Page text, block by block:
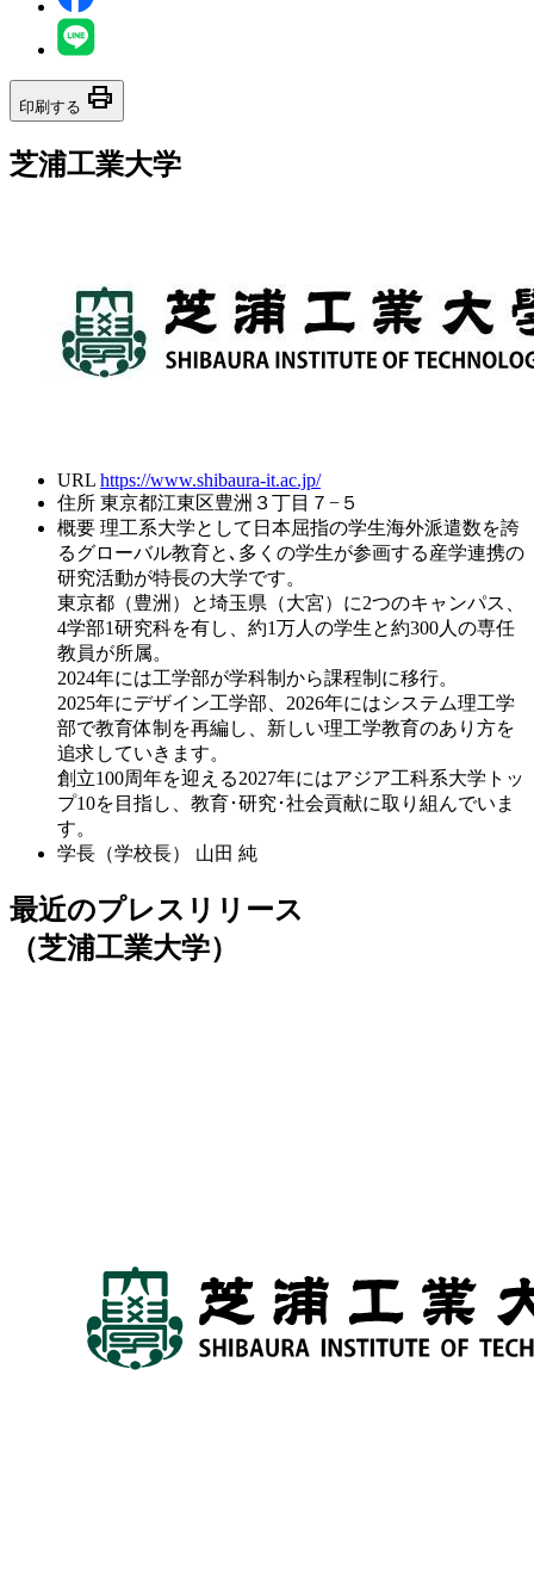
印刷する print
芝浦工業大学
URL https://www.shibaura-it.ac.jp/
住所 東京都江東区豊洲３丁目７−５
概要 理工系大学として日本屈指の学生海外派遣数を誇
るグローバル教育と､多くの学生が参画する産学連携の
研究活動が特長の大学です。
東京都（豊洲）と埼玉県（大宮）に2つのキャンパス、
4学部1研究科を有し、約1万人の学生と約300人の専任
教員が所属。
2024年には工学部が学科制から課程制に移行。
2025年にデザイン工学部、2026年にはシステム理工学
部で教育体制を再編し、新しい理工学教育のあり方を
追求していきます。
創立100周年を迎える2027年にはアジア工科系大学トッ
プ10を目指し、教育･研究･社会貢献に取り組んでいま
す。
学長（学校長）
山田 純
最近のプレスリリース
（芝浦工業大学）